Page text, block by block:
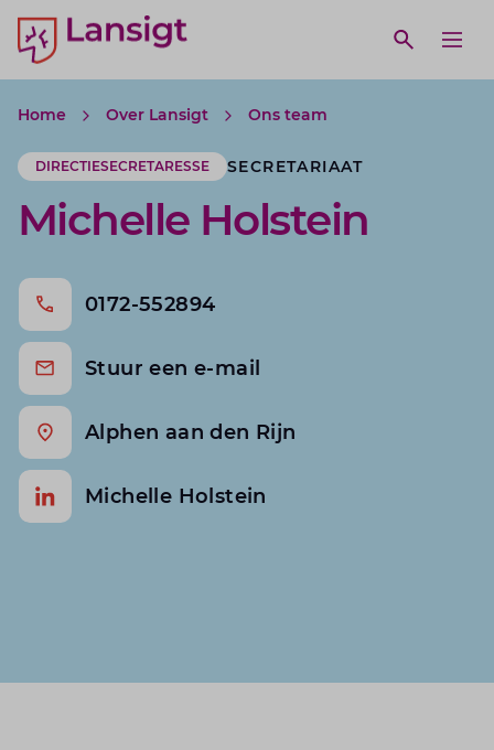
Lansigt Accountants logo
Open
search website
Home Over Lansigt Ons team
DIRECTIESECRETARESSE SECRETARIAAT
Michelle Holstein
0172-552894
Stuur een e-mail
Alphen aan den Rijn
Michelle Holstein